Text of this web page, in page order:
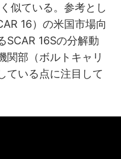
似ている。参考とし
16）の米国市場向
SCAR 16Sの分解動
関部（ボルトキャリ
ている点に注目して